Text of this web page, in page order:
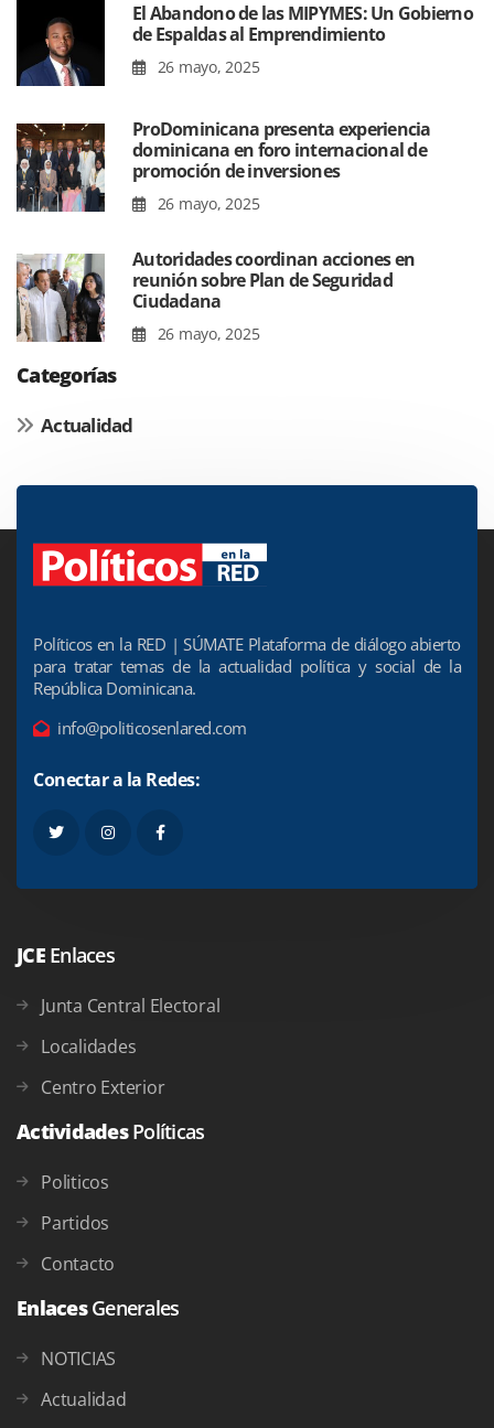
El Abandono de las MIPYMES: Un Gobierno
de Espaldas al Emprendimiento
26 mayo, 2025
ProDominicana presenta experiencia
dominicana en foro internacional de
promoción de inversiones
26 mayo, 2025
Autoridades coordinan acciones en
reunión sobre Plan de Seguridad
Ciudadana
26 mayo, 2025
Categorías
Actualidad
Políticos en la RED | SÚMATE Plataforma de diálogo abierto
para tratar temas de la actualidad política y social de la
República Dominicana.
info@politicosenlared.com
Conectar a la Redes:
JCE Enlaces
Junta Central Electoral
Localidades
Centro Exterior
ActividadesPolíticas
Politicos
Partidos
Contacto
EnlacesGenerales
NOTICIAS
Actualidad